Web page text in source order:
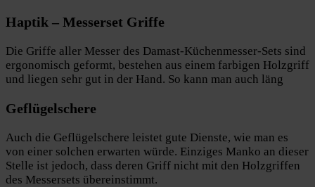
Haptik – Messerset Griffe
Die Griffe aller Messer des Damast-Küchenmesser-Sets sind
ergonomisch geformt, bestehen aus einem farbigen Holzgriff
und liegen sehr gut in der Hand. So kann man auch läng
Geflügelschere
Auch die Geflügelschere leistet gute Dienste, wie man es
von einer solchen erwarten würde. Einziges Manko an dieser
Stelle ist jedoch, dass deren Griff nicht mit den Holzgriffen
des Messersets übereinstimmt.